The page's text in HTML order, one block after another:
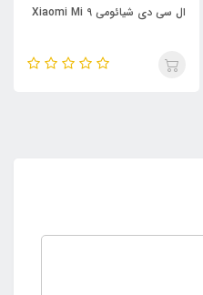
ال سی دی شیائومی Xiaomi Mi 9